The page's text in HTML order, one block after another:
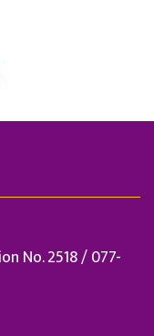
No. 2518 / 077-